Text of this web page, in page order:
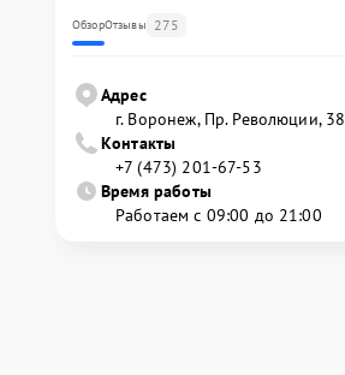
ОбзорОтзывы 275
Адрес
г. Воронеж, Пр. Революции, 38
Контакты
+7 (473) 201-67-53
Время работы
Работаем с 09:00 до 21:00